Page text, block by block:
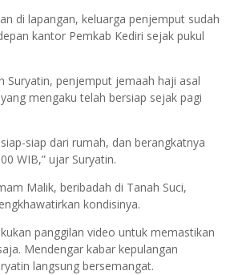
di lapangan, keluarga penjemput sudah
kantor Pemkab Kediri sejak pukul
Suryatin, penjemput jemaah haji asal
mengaku telah bersiap sejak pagi
siap dari rumah, dan berangkatnya
WIB,” ujar Suryatin.
Malik, beribadah di Tanah Suci,
kondisinya.
panggilan video untuk memastikan
Mendengar kabar kepulangan
langsung bersemangat.